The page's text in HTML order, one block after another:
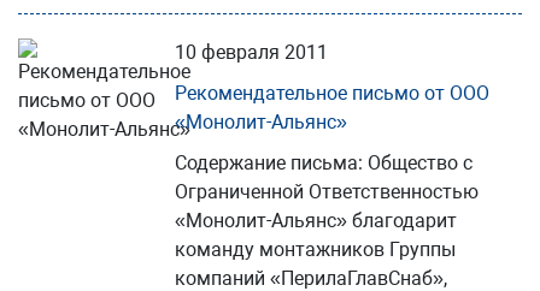
10 февраля 2011
Рекомендательное письмо от ООО
«Монолит-Альянс»
Содержание письма: Общество с
Ограниченной Ответственностью
«Монолит-Альянс» благодарит
команду монтажников Группы
компаний «ПерилаГлавСнаб»,